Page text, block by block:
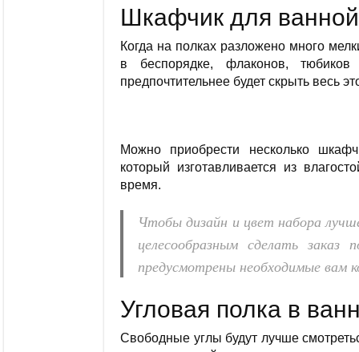
Шкафчик для ванной
Когда на полках разложено много
в беспорядке, флаконов,
предпочтительнее будет скрыть весь
Можно приобрести несколько
который изготавливается из
время.
Чтобы дизайн и цвет набора
целесообразным сделать
предусмотрены необходимые вам
Угловая полка в
Свободные углы будут лучше